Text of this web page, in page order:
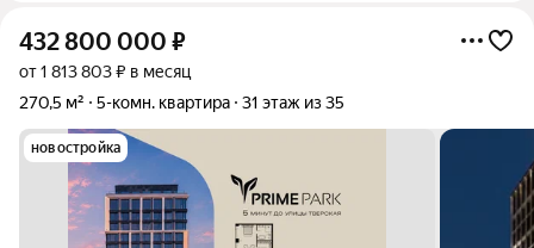
432 800 000 ₽
от 1 813 803 ₽ в месяц
270,5 м²
5-комн. квартира 31 этаж из 35
новостройка